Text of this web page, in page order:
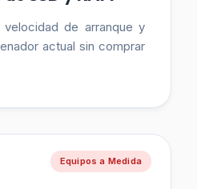
de arranque y
actual sin comprar
Equipos a Medida